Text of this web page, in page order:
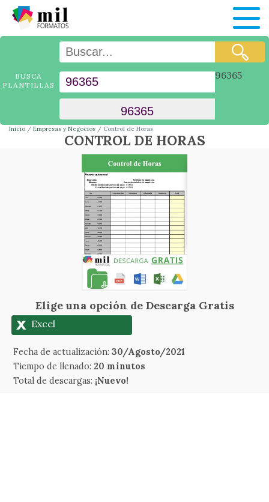
BUSCA
PLANTILLAS
96365
Inicio Empresas y Negocios Control de Horas
CONTROL DE HORAS
Elige una opción de Descarga Gratis
Excel
Fecha de actualización:30/Agosto/2021
Tiempo de llenado: 20 minutos
Total de descargas: ¡Nuevo!